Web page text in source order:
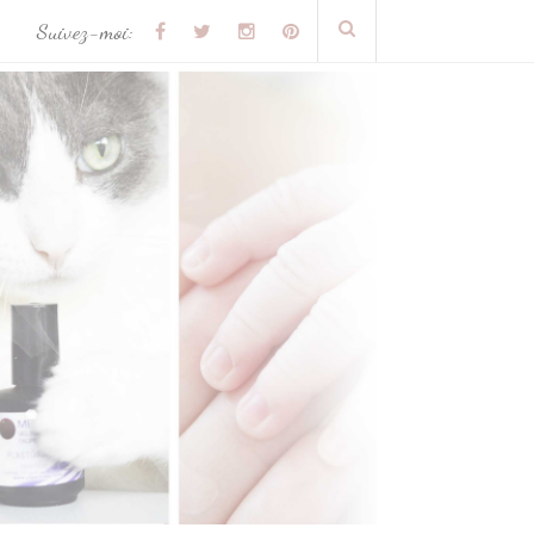
Suivez-moi: